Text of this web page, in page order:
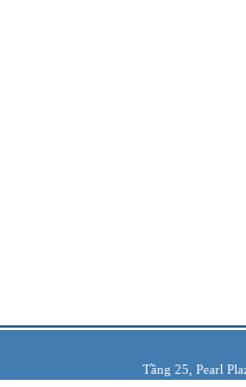
Tầng 25, Pearl